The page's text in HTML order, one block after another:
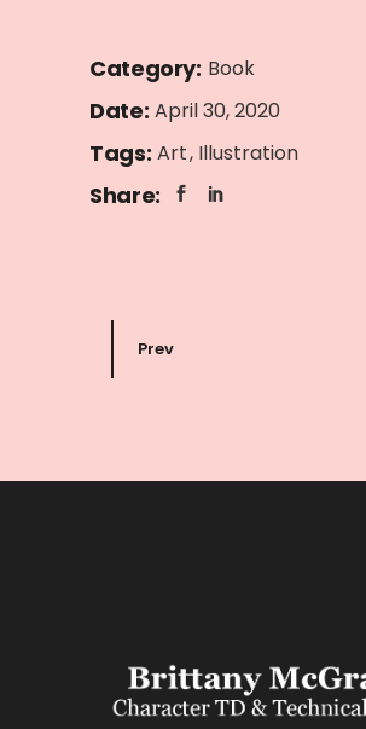
Category: Book
Date: April 30, 2020
Tags: Art Illustration
Share:
Prev